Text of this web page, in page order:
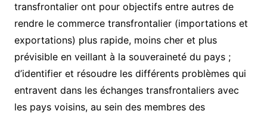
transfrontalier ont pour objectifs entre autres de
rendre le commerce transfrontalier (importations et
exportations) plus rapide, moins cher et plus
prévisible en veillant à la souveraineté du pays ;
d’identifier et résoudre les différents problèmes qui
entravent dans les échanges transfrontaliers avec
les pays voisins, au sein des membres des